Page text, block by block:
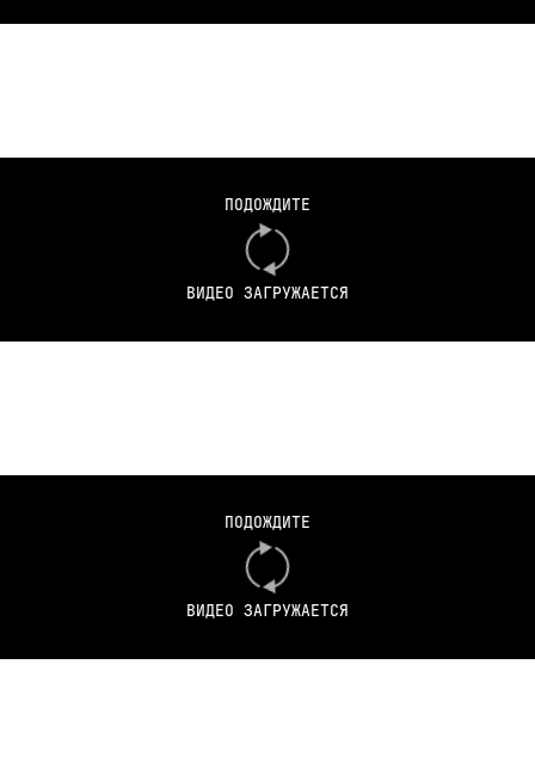
ПОДОЖДИТЕ
ВИДЕО ЗАГРУЖАЕТСЯ
ПОДОЖДИТЕ
ВИДЕО ЗАГРУЖАЕТСЯ